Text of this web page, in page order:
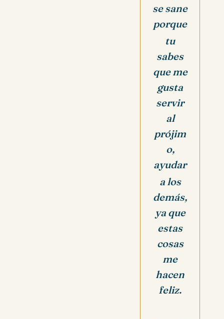
se sane
porque
tu
sabes
que me
gusta
servir
al
prójim
o,
ayudar
a los
demás,
ya que
estas
cosas
me
hacen
feliz.